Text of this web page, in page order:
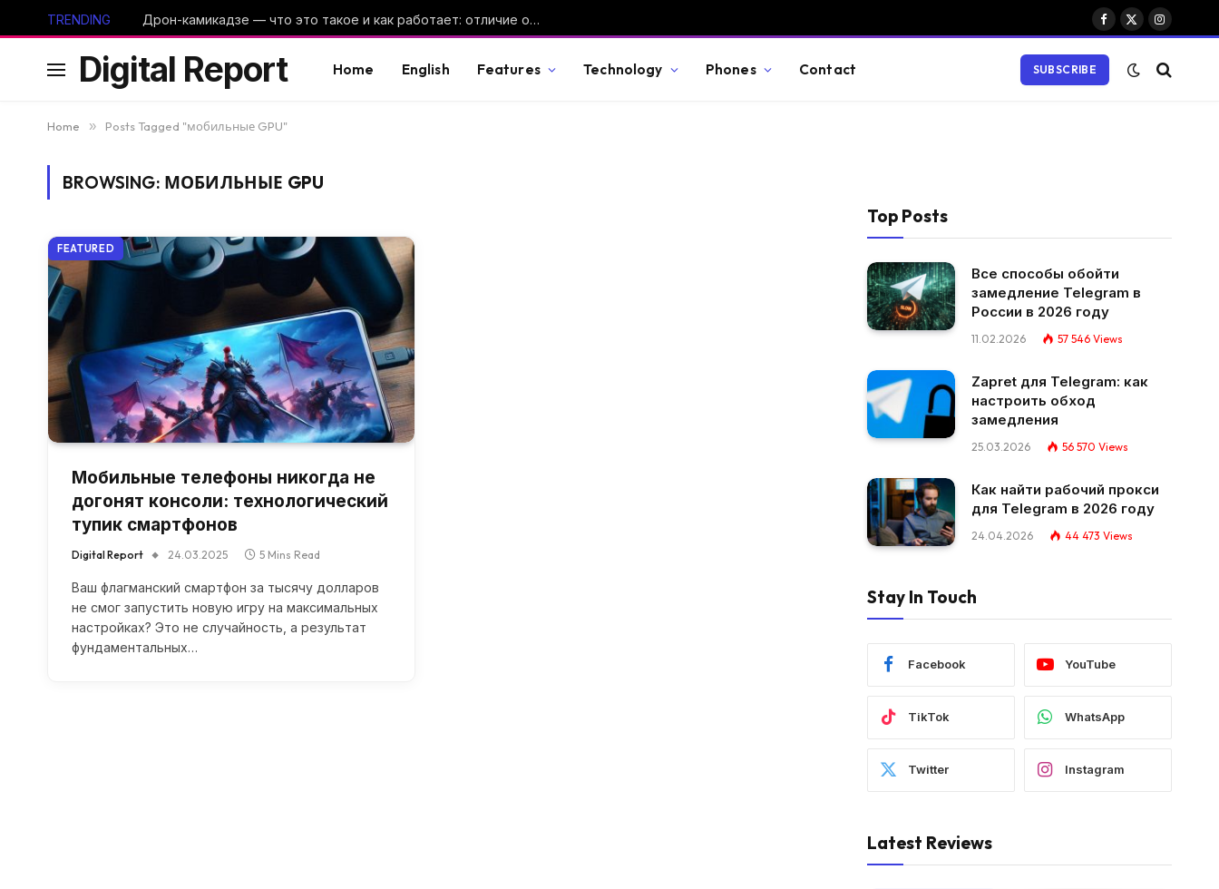
TRENDING Дрон-камикадзе — что это такое и как работает: отличие от FPV-дрона, ракеты и барражирующего боеприпаса
Facebook
X
Instagram
Digital Report Home English Features Technology Phones Contact SUBSCRIBE
Home » Posts Tagged "мобильные GPU"
BROWSING: МОБИЛЬНЫЕ GPU
FEATURED
Мобильные телефоны никогда не
догонят консоли: технологический
тупик смартфонов
Digital Report 24.03.2025 5 Mins Read
Ваш флагманский смартфон за тысячу долларов
не смог запустить новую игру на максимальных
настройках? Это не случайность, а результат
фундаментальных…
Top Posts
Все способы обойти
замедление Telegram в
России в 2026 году
11.02.2026 57 546 Views
Zapret для Telegram: как
настроить обход
замедления
25.03.2026 56 570 Views
Как найти рабочий прокси
для Telegram в 2026 году
24.04.2026 44 473 Views
Stay In Touch
Facebook YouTube
TikTok WhatsApp
Twitter Instagram
Latest Reviews